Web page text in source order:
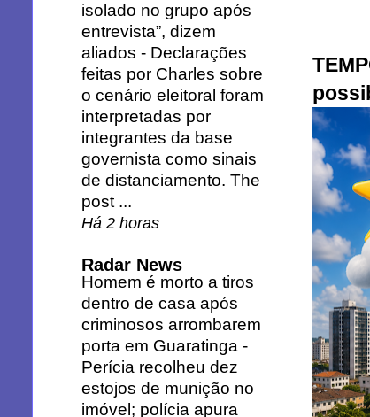
isolado no grupo após
entrevista”, dizem
aliados - Declarações
feitas por Charles sobre
o cenário eleitoral foram
interpretadas por
integrantes da base
governista como sinais
de distanciamento. The
post ...
Há 2 horas
Radar News
Homem é morto a tiros
dentro de casa após
criminosos arrombarem
porta em Guaratinga -
Perícia recolheu dez
estojos de munição no
imóvel; polícia apura